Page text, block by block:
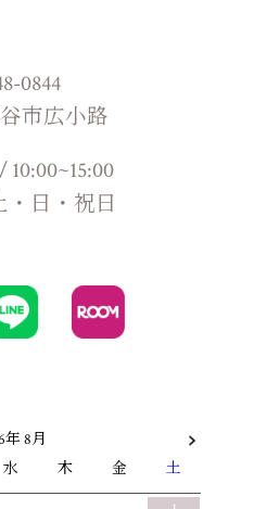
0844
市広小路
・日・祝日
年 8月
水 木 金 土